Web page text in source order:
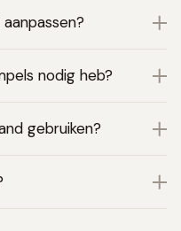
nodig heb?
gebruiken?